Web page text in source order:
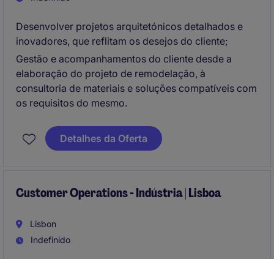
Desenvolver projetos arquitetónicos detalhados e
inovadores, que reflitam os desejos do cliente;
Gestão e acompanhamentos do cliente desde a
elaboração do projeto de remodelação, à
consultoria de materiais e soluções compatíveis com
os requisitos do mesmo.
Detalhes da Oferta
Customer Operations - Indústria | Lisboa
Lisbon
Indefinido